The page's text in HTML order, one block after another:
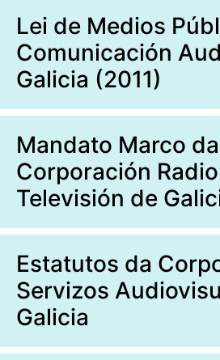
Lei de Medios
Comunicación
Galicia (2011)
Mandato Marco da
Corporación
Televisión de
Estatutos da
Servizos
Galicia